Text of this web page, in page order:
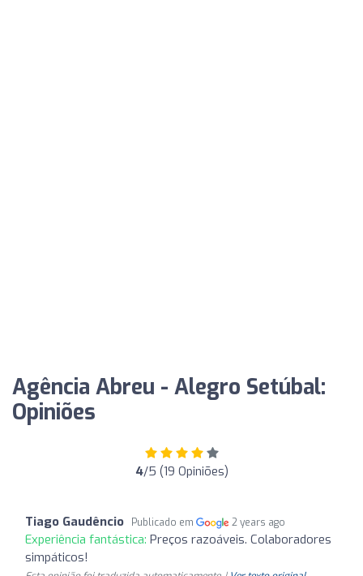
Agência Abreu - Alegro Setúbal:
Opiniões
4/5 (19 Opiniões)
Tiago Gaudêncio Publicado em 2 years ago
Experiência fantástica: Preços razoáveis. Colaboradores
simpáticos!